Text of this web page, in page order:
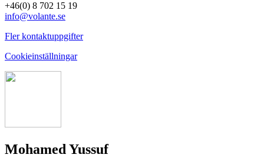
+46(0) 8 702 15 19
info@volante.se
Fler kontaktuppgifter
Cookieinställningar
Mohamed Yussuf